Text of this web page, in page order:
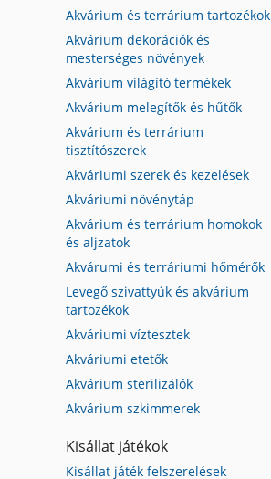
Akvárium és terrárium tartozékok
Akvárium dekorációk és
mesterséges növények
Akvárium világító termékek
Akvárium melegítők és hűtők
Akvárium és terrárium
tisztítószerek
Akváriumi szerek és kezelések
Akváriumi növénytáp
Akvárium és terrárium homokok
és aljzatok
Akvárumi és terráriumi hőmérők
Levegő szivattyúk és akvárium
tartozékok
Akváriumi víztesztek
Akváriumi etetők
Akvárium sterilizálók
Akvárium szkimmerek
Kisállat játékok
Kisállat játék felszerelések